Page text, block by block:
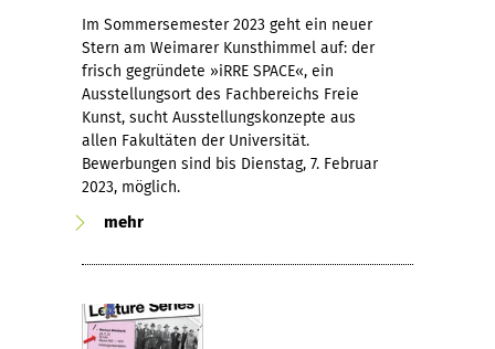
Im Sommersemester 2023 geht ein neuer
Stern am Weimarer Kunsthimmel auf: der
frisch gegründete »iRRE SPACE«, ein
Ausstellungsort des Fachbereichs Freie
Kunst, sucht Ausstellungskonzepte aus
allen Fakultäten der Universität.
Bewerbungen sind bis Dienstag, 7. Februar
2023, möglich.
mehr